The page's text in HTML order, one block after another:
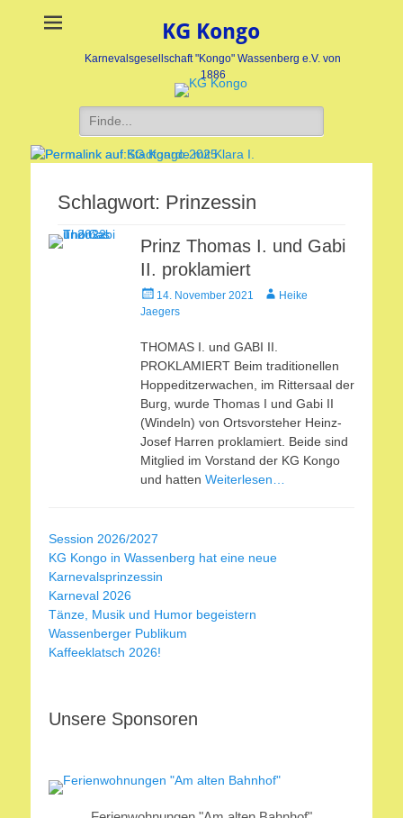
KG Kongo
Karnevalsgesellschaft "Kongo" Wassenberg e.V. von
1886
Suche
nach:
KG Kongo 2025
Veröffentlicht
am:
nach
Stadtgarde mit Klara I.
Veröffentlicht
am:
nach
Schlagwort: Prinzessin
Prinz Thomas I. und Gabi
II. proklamiert
Veröffentlicht
am
14. November 2021 AutorHeike
Jaegers
THOMAS I. und GABI II.
PROKLAMIERT Beim traditionellen
Hoppeditzerwachen, im Rittersaal der
Burg, wurde Thomas I und Gabi II
(Windeln) von Ortsvorsteher Heinz-
Josef Harren proklamiert. Beide sind
Mitglied im Vorstand der KG Kongo
und hatten Weiterlesen…
Session 2026/2027
KG Kongo in Wassenberg hat eine neue
Karnevalsprinzessin
Karneval 2026
Tänze, Musik und Humor begeistern
Wassenberger Publikum
Kaffeeklatsch 2026!
Unsere Sponsoren